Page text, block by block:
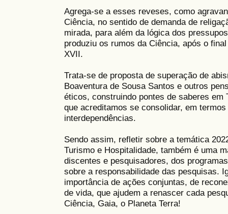
Agrega-se a esses reveses, como
Ciência, no sentido de demanda de
mirada, para além da lógica dos
produziu os rumos da Ciência, após o
XVII.
Trata-se de proposta de superação de
Boaventura de Sousa Santos e outros
éticos, construindo pontes de saberes em
que acreditamos se consolidar, em
interdependências.
Sendo assim, refletir sobre a temática
Turismo e Hospitalidade, também é uma
discentes e pesquisadores, dos
sobre a responsabilidade das pesquisas.
importância de ações conjuntas, de
de vida, que ajudem a renascer cada
Ciência, Gaia, o Planeta Terra!